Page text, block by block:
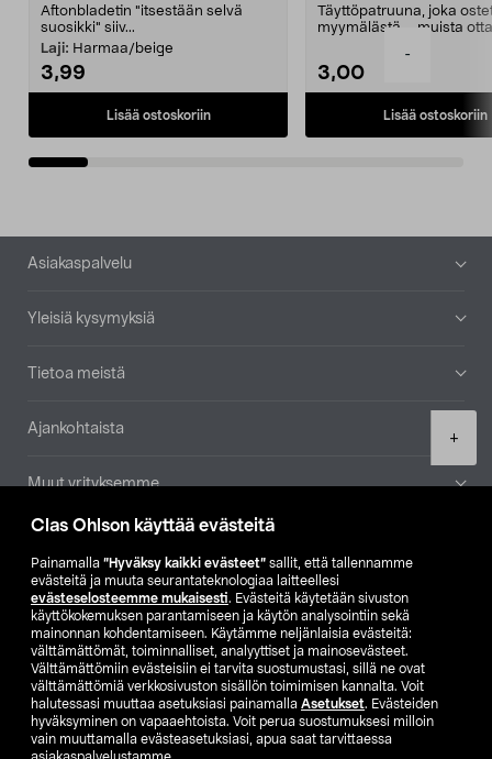
Clas Ohlson käyttää evästeitä
Painamalla ”Hyväksy kaikki evästeet” sallit, että tallennamme
evästeitä ja muuta seurantateknologiaa laitteellesi
evästeselosteemme mukaisesti. Evästeitä käytetään sivuston
käyttökokemuksen parantamiseen ja käytön analysointiin sekä
mainonnan kohdentamiseen. Käytämme neljänlaisia evästeitä:
välttämättömät, toiminnalliset, analyyttiset ja mainosevästeet.
Välttämättömiin evästeisiin ei tarvita suostumustasi, sillä ne ovat
välttämättömiä verkkosivuston sisällön toimimisen kannalta. Voit
halutessasi muuttaa asetuksiasi painamalla Asetukset. Evästeiden
hyväksyminen on vapaaehtoista. Voit perua suostumuksesi milloin
vain muuttamalla evästeasetuksiasi, apua saat tarvittaessa
-
+
Aftonbladetin "itsestään selvä
suosikki" siiv...
Laji: Harmaa/beige
3,99
Lisää ostoskoriin
Täyttöpatruuna, joka
myymälästä – muista
3,00
Lisää ostoskoriin
Alatunniste
Asiakaspalvelu
Yleisiä kysymyksiä
Tietoa meistä
Ajankohtaista
Muut yrityksemme
Etsi myymälä
SE NO FI
FI SV